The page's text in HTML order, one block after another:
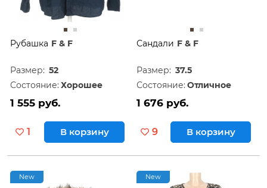
Рубашка F & F
Размер: 52
Состояние: Хорошее
1 555 руб.
1 В корзину
Сандали F & F
Размер: 37.5
Состояние: Отличное
1 676 руб.
9 В корзину
New New